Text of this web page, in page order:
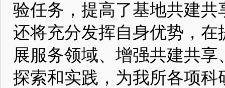
验任务，提高了基地共建
还将充分发挥自身优势，
展服务领域、增强共建共
探索和实践，为我所各项